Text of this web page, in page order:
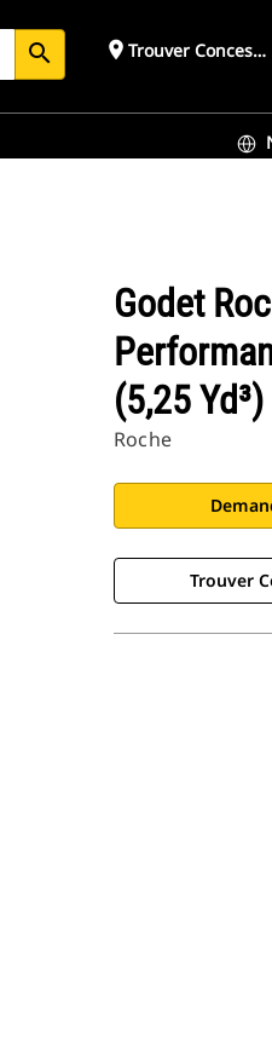
search place Trouver
Godet
(5,25 Yd³)
Roche
Trouver